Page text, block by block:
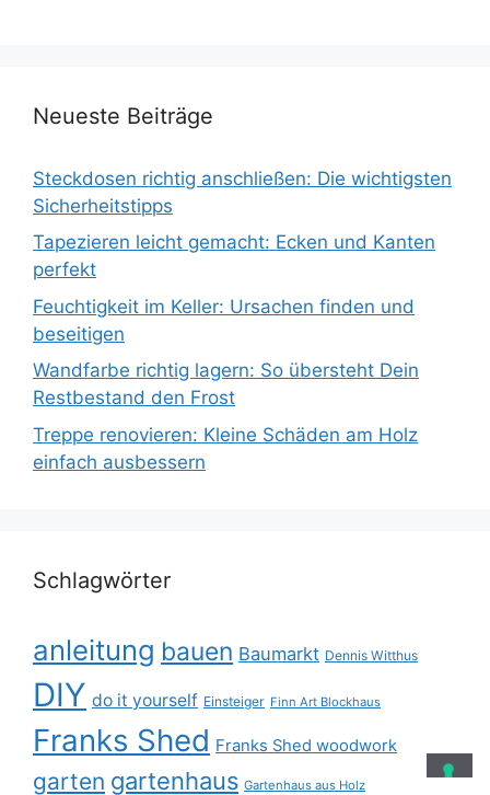
Neueste Beiträge
Steckdosen richtig anschließen: Die wichtigsten
Sicherheitstipps
Tapezieren leicht gemacht: Ecken und Kanten
perfekt
Feuchtigkeit im Keller: Ursachen finden und
beseitigen
Wandfarbe richtig lagern: So übersteht Dein
Restbestand den Frost
Treppe renovieren: Kleine Schäden am Holz
einfach ausbessern
Schlagwörter
anleitung bauen Baumarkt Dennis Witthus
DIY do it yourself Einsteiger Finn Art Blockhaus
Franks Shed Franks Shed woodwork
garten gartenhaus Gartenhaus aus Holz